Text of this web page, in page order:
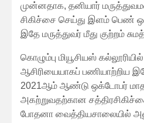
முன்னதாக, தனியார்
சிகிச்சை செய்து இளம் பெண்
இதே மருத்துவர் மீது குற்றம்
கொழும்பு மியூசியஸ்
ஆசிரியையாகப் பணியாற்றிய
2021ஆம் ஆண்டு ஒக்டோபர்
அகற்றுவதற்கான
போதனா வைத்தியசாலையில்